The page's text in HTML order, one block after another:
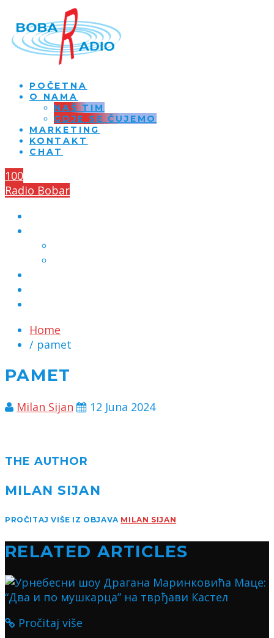
POČETNA
O NAMA
NAŠ TIM
GDJE SE ČUJEMO
MARKETING
KONTAKT
CHAT
100
Radio Bobar
Home
/ pamet
PAMET
Milan Sijan 12 Juna 2024
THE AUTHOR
MILAN SIJAN
PROČITAJ VIŠE IZ OBJAVA MILAN SIJAN
RELATED ARTICLES
Pročitaj više